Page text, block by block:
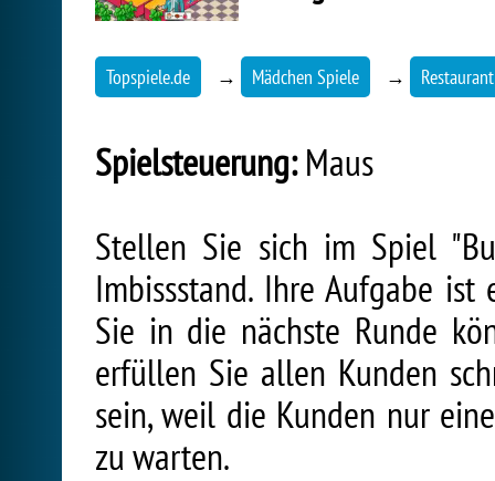
Topspiele.de → Mädchen Spiele → Restaurant
Spielsteuerung:Maus
Stellen Sie sich im Spiel
Imbissstand. Ihre Aufgabe
Sie in die nächste Runde
erfüllen Sie allen Kunden
sein, weil die Kunden nur
zu warten.